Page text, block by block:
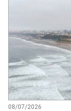
08/07/2026